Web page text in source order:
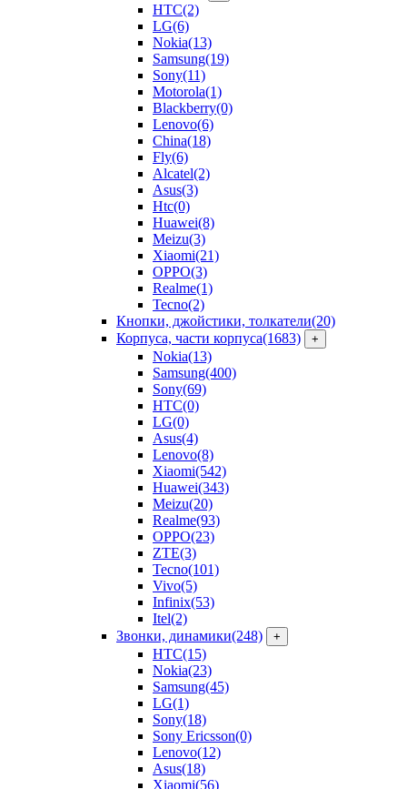
HTC(2)
LG(6)
Nokia(13)
Samsung(19)
Sony(11)
Motorola(1)
Blackberry(0)
Lenovo(6)
China(18)
Fly(6)
Alcatel(2)
Asus(3)
Htc(0)
Huawei(8)
Meizu(3)
Xiaomi(21)
OPPO(3)
Realme(1)
Tecno(2)
Кнопки, джойстики, толкатели(20)
Корпуса, части корпуса(1683) +
Nokia(13)
Samsung(400)
Sony(69)
HTC(0)
LG(0)
Asus(4)
Lenovo(8)
Xiaomi(542)
Huawei(343)
Meizu(20)
Realme(93)
OPPO(23)
ZTE(3)
Tecno(101)
Vivo(5)
Infinix(53)
Itel(2)
Звонки, динамики(248) +
HTC(15)
Nokia(23)
Samsung(45)
LG(1)
Sony(18)
Sony Ericsson(0)
Lenovo(12)
Asus(18)
Xiaomi(56)